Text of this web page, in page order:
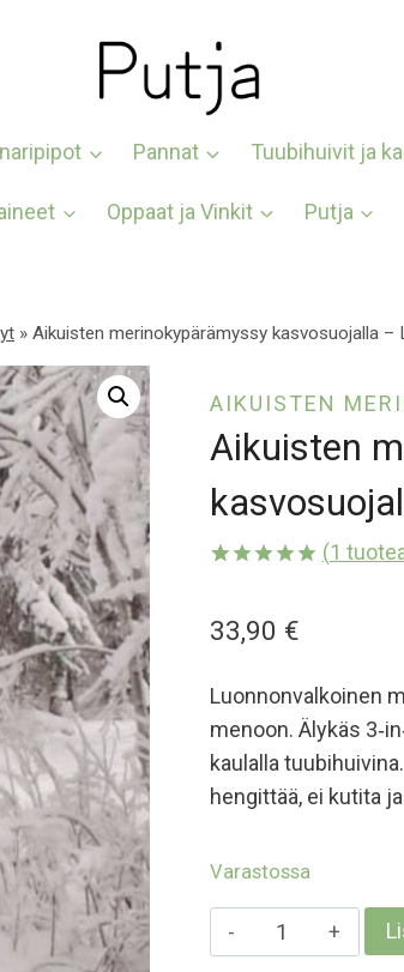
Pannat Tuubihuivit ja
Oppaat ja Vinkit Putja
» Aikuisten merinokypärämyssy kasvosuojalla –
AIKUISTEN
Aikuisten
perustuen
asiakkaan
(1
33,90 €
Luonnonvalkoinen
menoon. Älykäs
kaulalla
hengittää, ei kutita
Varastossa
Aikuisten